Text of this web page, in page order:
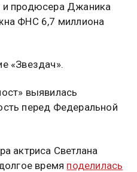
и продюсера Джаника
ФНС 6,7 миллиона
«Звездач».
выявилась
перед Федеральной
актриса Светлана
время поделилась